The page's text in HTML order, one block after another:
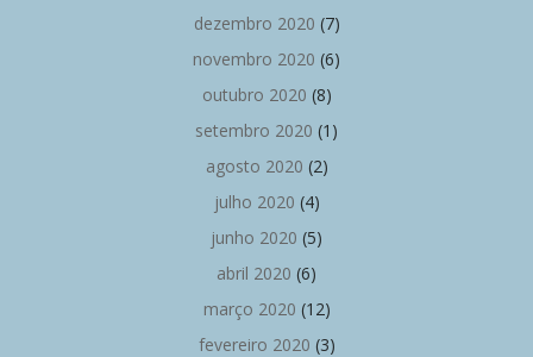
dezembro 2020 (7)
novembro 2020 (6)
outubro 2020 (8)
setembro 2020 (1)
agosto 2020 (2)
julho 2020 (4)
junho 2020 (5)
abril 2020 (6)
março 2020 (12)
fevereiro 2020 (3)